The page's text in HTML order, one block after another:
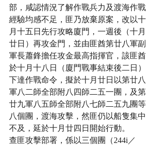
部，咸認情況了解作戰兵力及渡海作戰
經驗均感不足，匪乃放棄原案，改以十
月十五日先行攻略廈門，一週後（十月
廿日）再攻金門，並由匪酋第廿八軍副
軍長蕭鋒擔任攻金最高指揮官，該匪酋
於十月十八日（廈門戰事結束後二日）
下達作戰命令，擬於十月廿日以第廿八
軍八二師全部附八四師二五一團，及第
廿九軍八五師全部附八七師二五九團等
八個團，渡海攻擊，然匪仍以船隻集中
不及，延於十月廿四日開始行動。
查匪攻擊部署，係以三個團（244i／